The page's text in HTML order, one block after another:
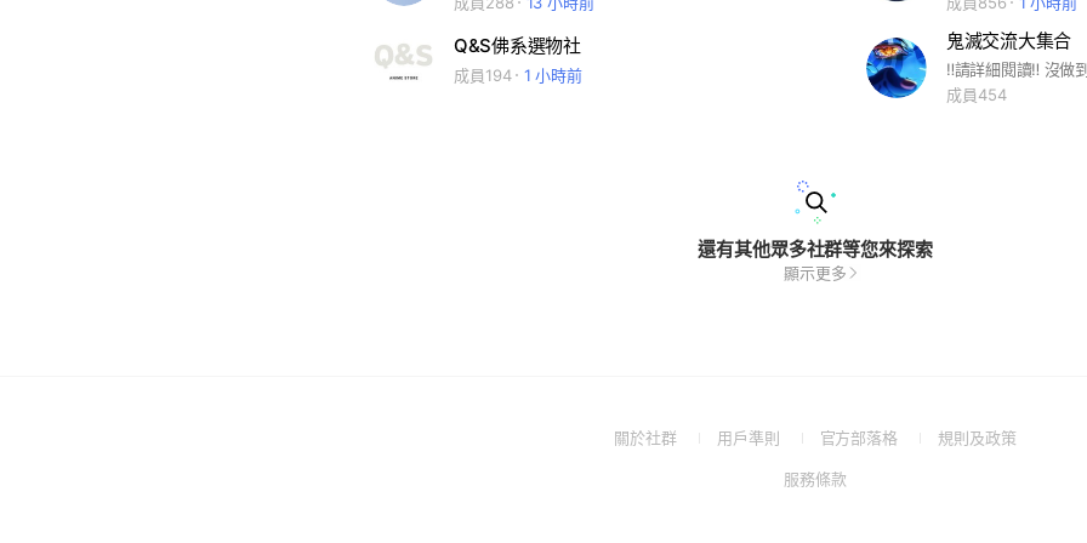
Q&S佛系選物社
成員194 1 小時前
鬼滅交流大集合
成員454
還有其他眾多社群等您來探索
顯示更多
關於社群
(Open用戶準則
(Open
a
官方部落格
(Open規則及政策(Open
服務條款(Open